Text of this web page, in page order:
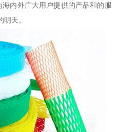
内外广大用户提供的产品和的服
天。